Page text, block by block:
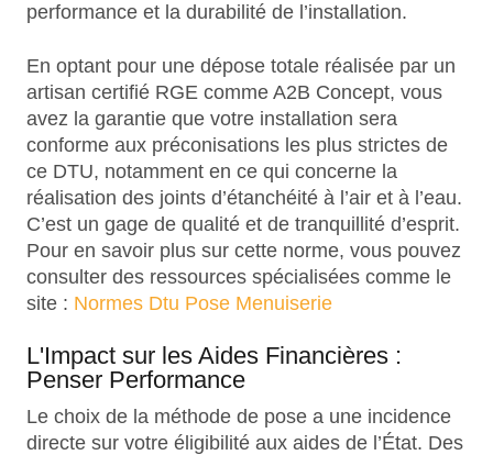
performance et la durabilité de l’installation.
En optant pour une dépose totale réalisée par un
artisan certifié RGE comme A2B Concept, vous
avez la garantie que votre installation sera
conforme aux préconisations les plus strictes de
ce DTU, notamment en ce qui concerne la
réalisation des joints d’étanchéité à l’air et à l’eau.
C’est un gage de qualité et de tranquillité d’esprit.
Pour en savoir plus sur cette norme, vous pouvez
consulter des ressources spécialisées comme le
site : Normes Dtu Pose Menuiserie
L'Impact sur les Aides Financières :
Penser Performance
Le choix de la méthode de pose a une incidence
directe sur votre éligibilité aux aides de l’État. Des